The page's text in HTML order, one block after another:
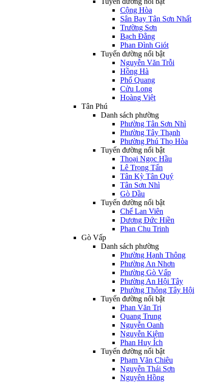
Cộng Hòa
Sân Bay Tân Sơn Nhất
Trường Sơn
Bạch Đằng
Phan Đình Giót
Tuyến đường nổi bật
Nguyễn Văn Trỗi
Hồng Hà
Phổ Quang
Cửu Long
Hoàng Việt
Tân Phú
Danh sách phường
Phường Tân Sơn Nhì
Phường Tây Thạnh
Phường Phú Thọ Hòa
Tuyến đường nổi bật
Thoại Ngọc Hầu
Lê Trọng Tấn
Tân Kỳ Tân Quý
Tân Sơn Nhì
Gò Dầu
Tuyến đường nổi bật
Chế Lan Viên
Dương Đức Hiền
Phan Chu Trinh
Gò Vấp
Danh sách phường
Phường Hạnh Thông
Phường An Nhơn
Phường Gò Vấp
Phường An Hội Tây
Phường Thông Tây Hội
Tuyến đường nổi bật
Phan Văn Trị
Quang Trung
Nguyễn Oanh
Nguyễn Kiệm
Phan Huy Ích
Tuyến đường nổi bật
Phạm Văn Chiêu
Nguyễn Thái Sơn
Nguyên Hồng